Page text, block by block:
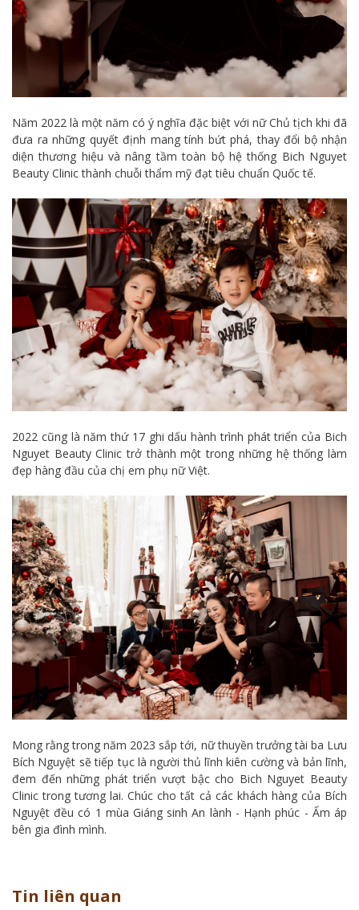
Năm 2022 là một năm có ý nghĩa đặc biệt với nữ Chủ tịch khi đã
đưa ra những quyết định mang tính bứt phá, thay đổi bộ nhận
diện thương hiệu và nâng tầm toàn bộ hệ thống Bich Nguyet
Beauty Clinic thành chuỗi thẩm mỹ đạt tiêu chuẩn Quốc tế.
2022 cũng là năm thứ 17 ghi dấu hành trình phát triển của Bich
Nguyet Beauty Clinic trở thành một trong những hệ thống làm
đẹp hàng đầu của chị em phụ nữ Việt.
Mong rằng trong năm 2023 sắp tới, nữ thuyền trưởng tài ba Lưu
Bích Nguyệt sẽ tiếp tục là người thủ lĩnh kiên cường và bản lĩnh,
đem đến những phát triển vượt bậc cho Bich Nguyet Beauty
Clinic trong tương lai. Chúc cho tất cả các khách hàng của Bích
Nguyệt đều có 1 mùa Giáng sinh An lành - Hạnh phúc - Ấm áp
bên gia đình mình.
Tin liên quan